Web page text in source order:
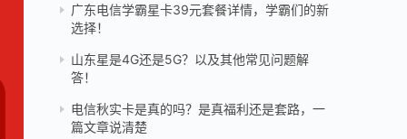
广东电信学霸星卡39元套餐详情，学霸们的新
选择！
山东星是4G还是5G？以及其他常见问题解
答！
电信秋实卡是真的吗？是真福利还是套路，一
篇文章说清楚